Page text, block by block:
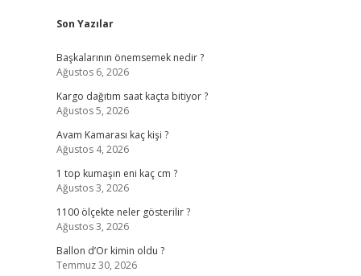
Sidebar
Son Yazılar
Başkalarının önemsemek nedir ?
Ağustos 6, 2026
Kargo dağıtım saat kaçta bitiyor ?
Ağustos 5, 2026
Avam Kamarası kaç kişi ?
Ağustos 4, 2026
1 top kumaşın eni kaç cm ?
Ağustos 3, 2026
1100 ölçekte neler gösterilir ?
Ağustos 3, 2026
Ballon d’Or kimin oldu ?
Temmuz 30, 2026